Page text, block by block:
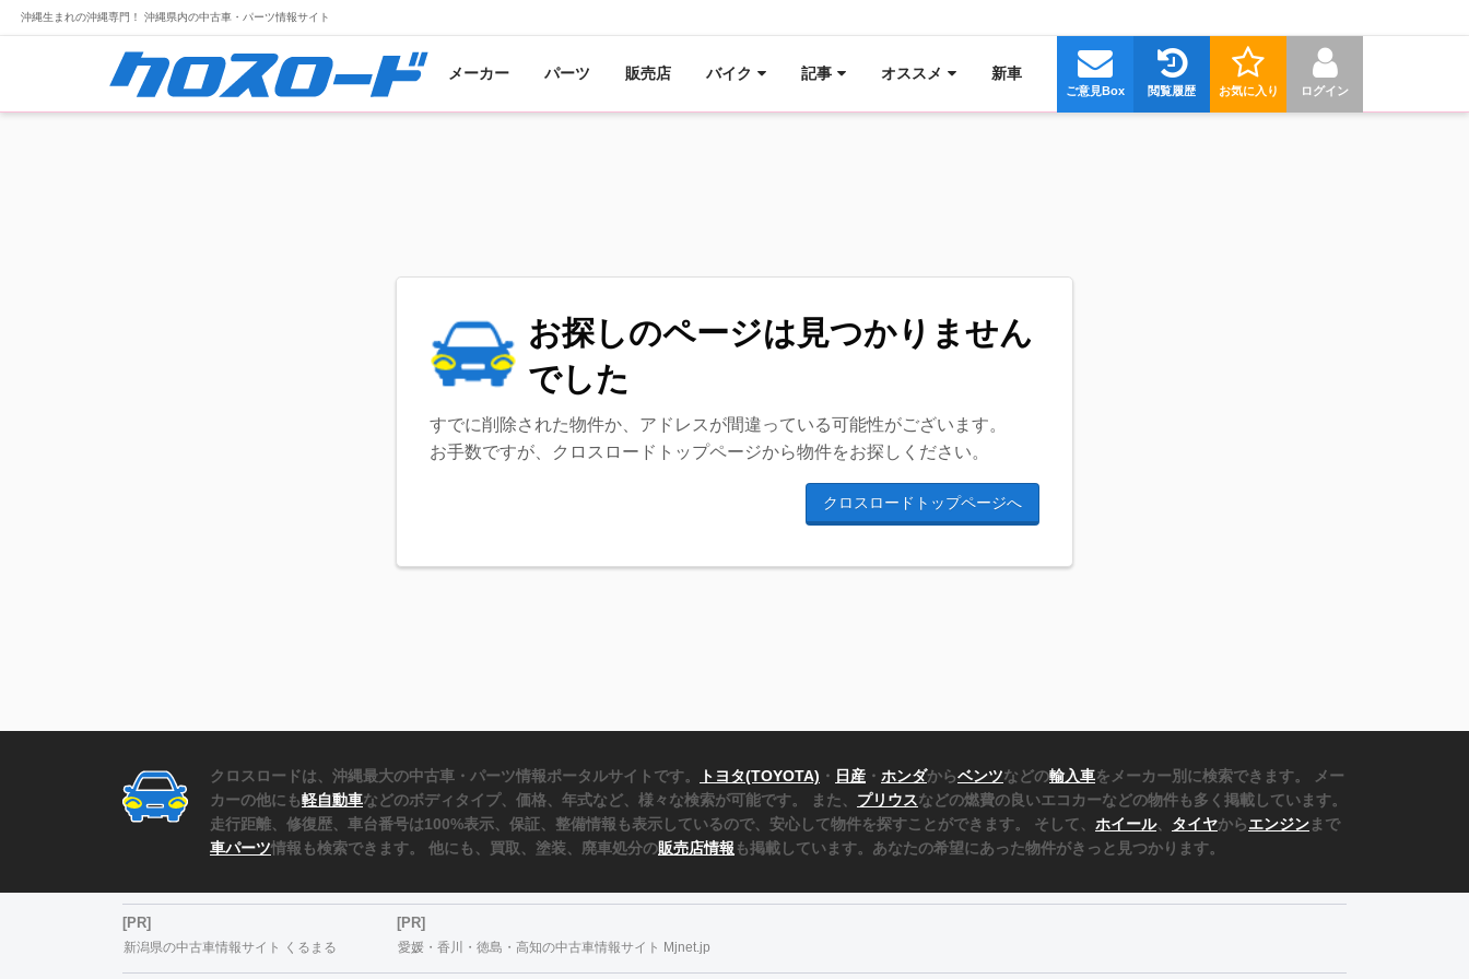
沖縄生まれの沖縄専門！ 沖縄県内の中古車・パーツ情報サイト
メーカー パーツ 販売店 バイク 記事 オススメ 新車
ログイン
お気に入り
閲覧履歴
ご意見Box
お探しのページは見つかりません
でした
すでに削除された物件か、アドレスが間違っている可能性がございます。
お手数ですが、クロスロードトップページから物件をお探しください。
クロスロードトップページへ
クロスロードは、沖縄最大の中古車・パーツ情報ポータルサイトです。 トヨタ(TOYOTA) ・ 日産 ・ ホンダからベンツなどの輸入車をメーカー別に検索できます。 メー
カーの他にも軽自動車などのボディタイプ、価格、年式など、様々な検索が可能です。 また、 プリウスなどの燃費の良いエコカーなどの物件も多く掲載しています。
走行距離、修復歴、車台番号は100%表示、保証、整備情報も表示しているので、安心して物件を探すことができます。 そして、 ホイール、 タイヤからエンジンまで
車パーツ情報も検索できます。 他にも、買取、塗装、廃車処分の販売店情報 も掲載しています。あなたの希望にあった物件がきっと見つかります。
[PR]
新潟県の中古車情報サイト くるまる
[PR]
愛媛・香川・徳島・高知の中古車情報サイト Mjnet.jp